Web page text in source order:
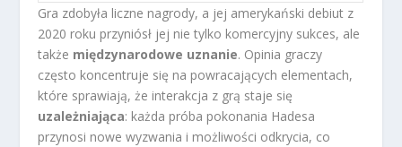
Gra zdobyła liczne nagrody, a jej amerykański debiut z
2020 roku przyniósł jej nie tylko komercyjny sukces, ale
także międzynarodowe uznanie. Opinia graczy
często koncentruje się na powracających elementach,
które sprawiają, że interakcja z grą staje się
uzależniająca: każda próba pokonania Hadesa
przynosi nowe wyzwania i możliwości odkrycia, co